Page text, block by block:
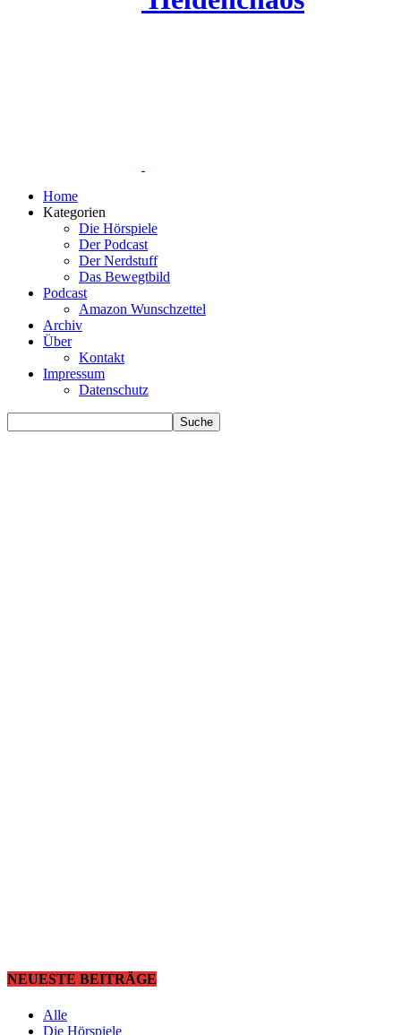
Home
Kategorien
Die Hörspiele
Der Podcast
Der Nerdstuff
Das Bewegtbild
Podcast
Amazon Wunschzettel
Archiv
Über
Kontakt
Impressum
Datenschutz
NEUESTE BEITRÄGE
Alle
Die Hörspiele